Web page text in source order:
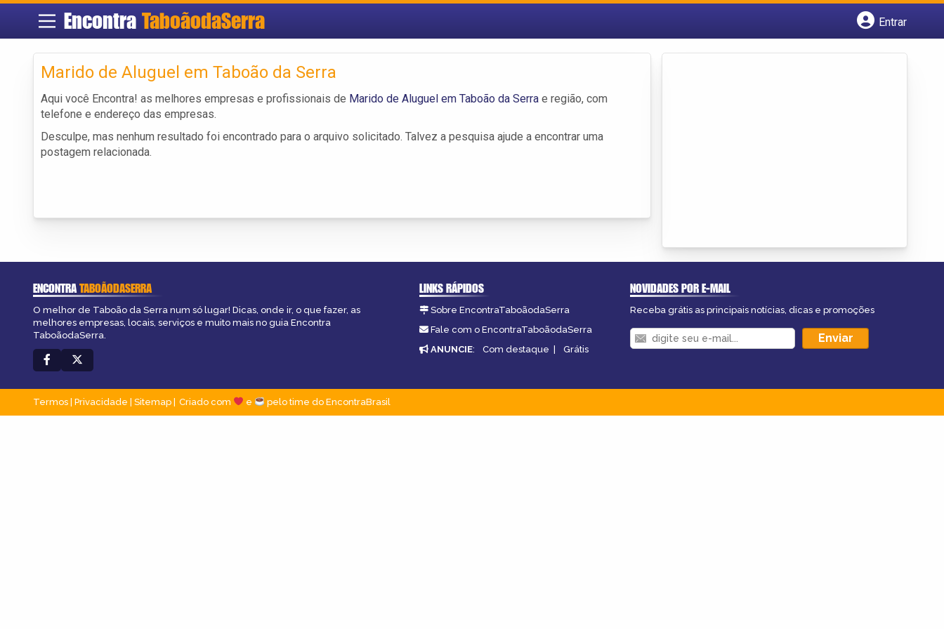
Encontra TaboãodaSerra
Entrar
Marido de Aluguel em Taboão da Serra
Aqui você Encontra! as melhores empresas e profissionais de Marido de Aluguel em Taboão da Serra e região, com
telefone e endereço das empresas.
Desculpe, mas nenhum resultado foi encontrado para o arquivo solicitado. Talvez a pesquisa ajude a encontrar uma
postagem relacionada.
ENCONTRATABOÃODASERRA
O melhor de Taboão da Serra num só lugar! Dicas, onde ir, o que fazer, as
melhores empresas, locais, serviços e muito mais no guia Encontra
TaboãodaSerra.
LINKS RÁPIDOS
Sobre EncontraTaboãodaSerra
Fale com o EncontraTaboãodaSerra
ANUNCIE: Com destaque | Grátis
NOVIDADES POR E-MAIL
Receba grátis as principais notícias, dicas e promoções
Termos | Privacidade | Sitemap Criado com e pelo time do EncontraBrasil